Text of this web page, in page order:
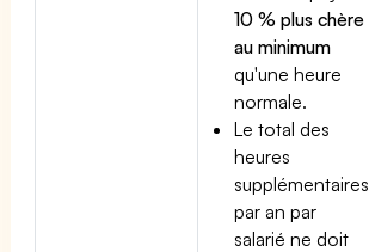
10 % plus chère
au minimum
qu'une heure
normale.
Le total des
heures
supplémentaires
par an par
salarié ne doit